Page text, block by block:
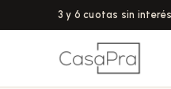
3 y 6 cuotas sin